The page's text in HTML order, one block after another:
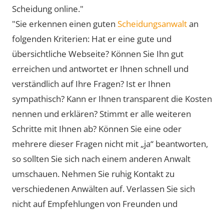
Scheidung online."
"Sie erkennen einen guten Scheidungsanwaltan
folgenden Kriterien: Hat er eine gute und
übersichtliche Webseite? Können Sie Ihn gut
erreichen und antwortet er Ihnen schnell und
verständlich auf Ihre Fragen? Ist er Ihnen
sympathisch? Kann er Ihnen transparent die Kosten
nennen und erklären? Stimmt er alle weiteren
Schritte mit Ihnen ab? Können Sie eine oder
mehrere dieser Fragen nicht mit „ja“ beantworten,
so sollten Sie sich nach einem anderen Anwalt
umschauen. Nehmen Sie ruhig Kontakt zu
verschiedenen Anwälten auf. Verlassen Sie sich
nicht auf Empfehlungen von Freunden und